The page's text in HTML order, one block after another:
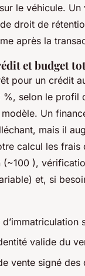
le véhicule. Un
droit de
après la
et budget
pour un crédit
selon le profil
modèle. Un
mais il
calcul les frais
(~100 ),
et, si
valide du
vente signé des